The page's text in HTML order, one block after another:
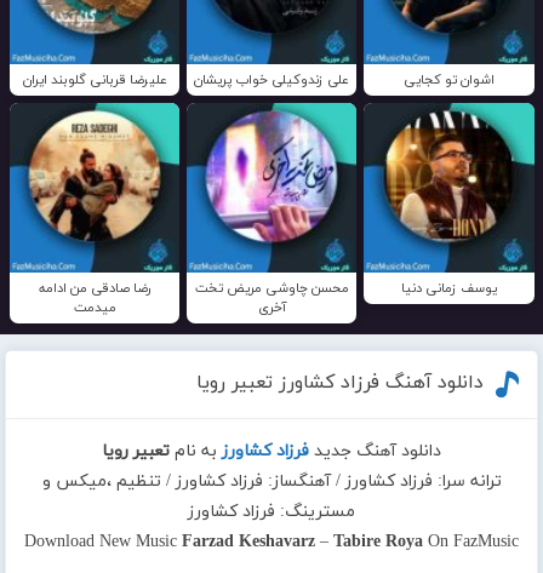
اشوان تو کجایی علی زندوکیلی خواب پریشان علیرضا قربانی گلوبند ایران
یوسف زمانی دنیا
محسن چاوشی مریض تخت
آخری
رضا صادقی من ادامه
میدمت
دانلود آهنگ فرزاد کشاورز تعبیر رویا
دانلود آهنگ جدید فرزاد کشاورزبه نام تعبیر رویا
ترانه سرا: فرزاد کشاورز / آهنگساز: فرزاد کشاورز / تنظیم ،میکس و
مسترینگ: فرزاد کشاورز
Download New Music Farzad Keshavarz – Tabire Roya On FazMusic